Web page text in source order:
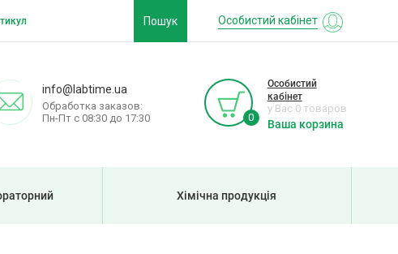
Пошук Особистий кабінет
info@labtime.ua
Обработка заказов:
Пн-Пт с 08:30 до 17:30
0
Особистий
кабінет
у Вас 0 товаров
Ваша корзина
Хімічна продукція